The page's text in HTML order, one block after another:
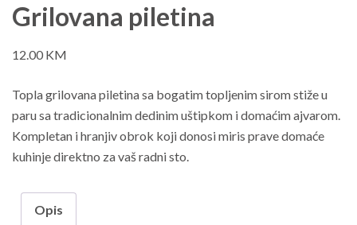
Grilovana piletina
12.00 KM
Topla grilovana piletina sa bogatim topljenim sirom stiže u
paru sa tradicionalnim dedinim uštipkom i domaćim ajvarom.
Kompletan i hranjiv obrok koji donosi miris prave domaće
kuhinje direktno za vaš radni sto.
Opis